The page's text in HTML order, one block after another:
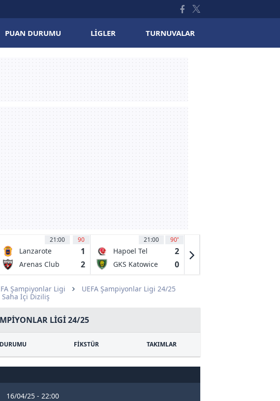
PUAN DURUMU LIGLER TURNUVALAR
21:00 90
Lanzarote 1
Arenas Club
2
21:00 90'
Hapoel Tel
Aviv FC
2
GKS Katowice 0
Şampiyonlar Ligi
UEFA Şampiyonlar Ligi 24/25
Saha İçi Diziliş
LIGI 24/25
FİKSTÜR TAKIMLAR
16/04/25 - 22:00